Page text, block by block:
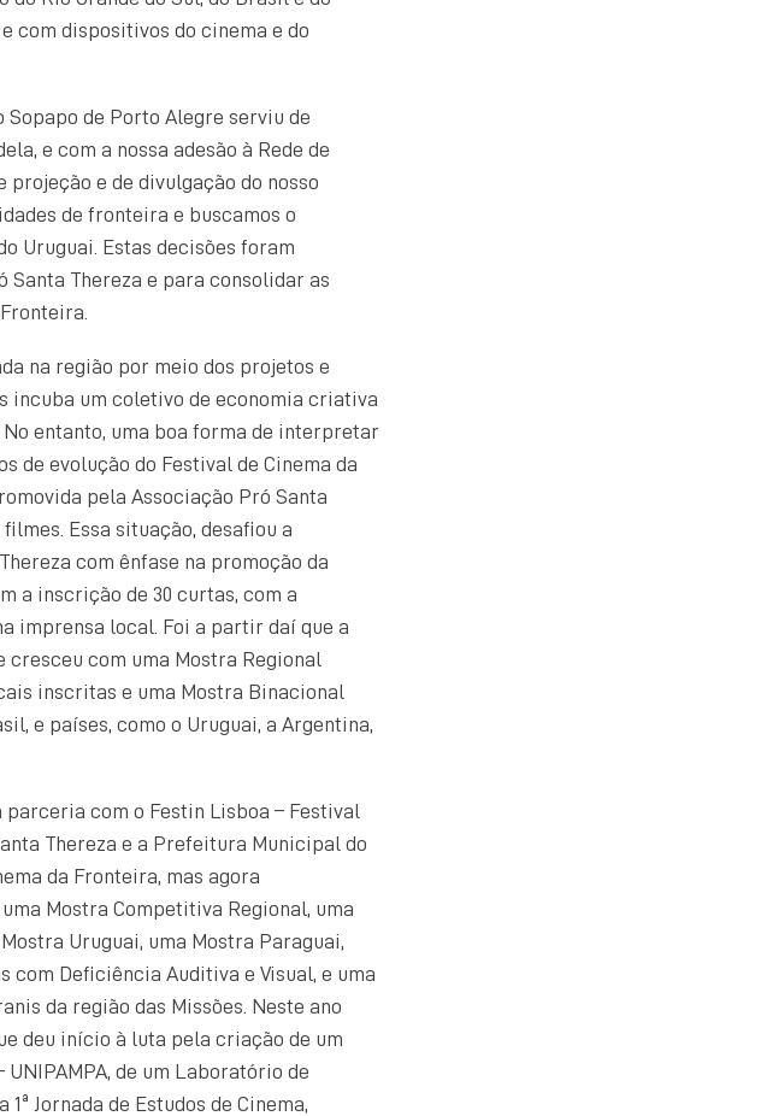
com dispositivos do cinema e do
de Porto Alegre serviu de
e com a nossa adesão à Rede de
e de divulgação do nosso
de fronteira e buscamos o
Uruguai. Estas decisões foram
Thereza e para consolidar as
na região por meio dos projetos e
incuba um coletivo de economia criativa
entanto, uma boa forma de interpretar
de evolução do Festival de Cinema da
pela Associação Pró Santa
Essa situação, desafiou a
com ênfase na promoção da
a inscrição de 30 curtas, com a
imprensa local. Foi a partir daí que a
com uma Mostra Regional
inscritas e uma Mostra Binacional
e países, como o Uruguai, a Argentina,
com o Festin Lisboa – Festival
Thereza e a Prefeitura Municipal do
da Fronteira, mas agora
Mostra Competitiva Regional, uma
Uruguai, uma Mostra Paraguai,
com Deficiência Auditiva e Visual, e uma
da região das Missões. Neste ano
deu início à luta pela criação de um
de um Laboratório de
Jornada de Estudos de Cinema,